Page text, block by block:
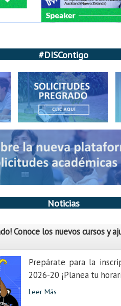
#DISContigo
Noticias
Conoce los nuevos cursos y
Prepárate para la
2026-20 ¡Planea tu
Leer Más